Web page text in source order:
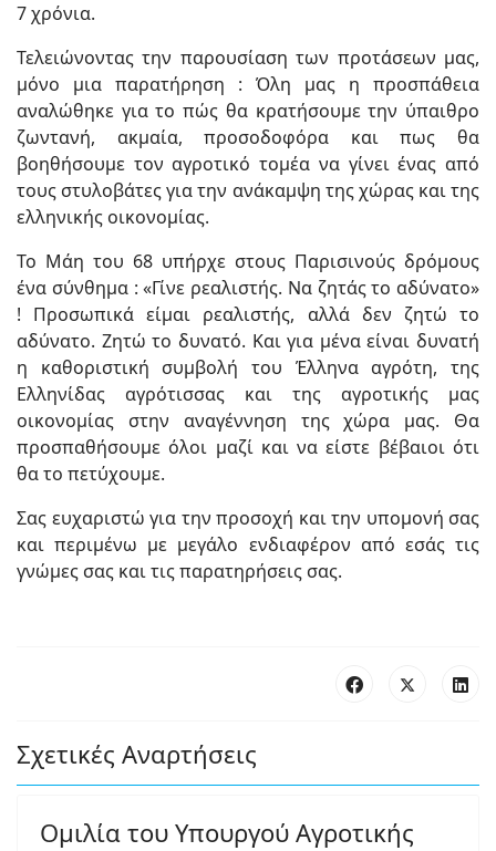
7 χρόνια.
Τελειώνοντας την παρουσίαση των προτάσεων μας,
μόνο μια παρατήρηση : Όλη μας η προσπάθεια
αναλώθηκε για το πώς θα κρατήσουμε την ύπαιθρο
ζωντανή, ακμαία, προσοδοφόρα και πως θα
βοηθήσουμε τον αγροτικό τομέα να γίνει ένας από
τους στυλοβάτες για την ανάκαμψη της χώρας και της
ελληνικής οικονομίας.
Το Μάη του 68 υπήρχε στους Παρισινούς δρόμους
ένα σύνθημα : «Γίνε ρεαλιστής. Να ζητάς το αδύνατο»
! Προσωπικά είμαι ρεαλιστής, αλλά δεν ζητώ το
αδύνατο. Ζητώ το δυνατό. Και για μένα είναι δυνατή
η καθοριστική συμβολή του Έλληνα αγρότη, της
Ελληνίδας αγρότισσας και της αγροτικής μας
οικονομίας στην αναγέννηση της χώρα μας. Θα
προσπαθήσουμε όλοι μαζί και να είστε βέβαιοι ότι
θα το πετύχουμε.
Σας ευχαριστώ για την προσοχή και την υπομονή σας
και περιμένω με μεγάλο ενδιαφέρον από εσάς τις
γνώμες σας και τις παρατηρήσεις σας.
Σχετικές Αναρτήσεις
Ομιλία του Υπουργού Αγροτικής